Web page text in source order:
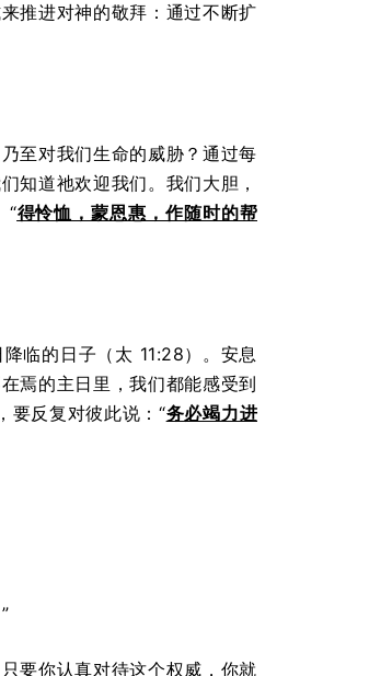
推进对神的敬拜：通过不断扩
至对我们生命的威胁？通过每
知道祂欢迎我们。我们大胆，
“得怜恤，蒙恩惠，作随时的帮
临的日子（太 11:28）。安息
焉的主日里，我们都能感受到
要反复对彼此说：“务必竭力进
要你认真对待这个权威，你就